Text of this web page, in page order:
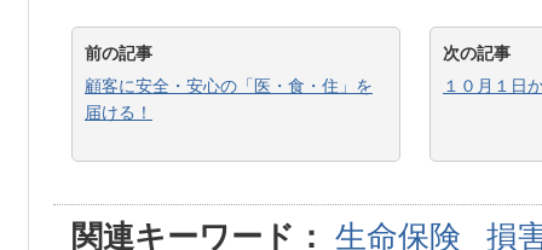
前の記事
顧客に安全・安心の「医・食・住」を
届ける！
次の記事
１０月１日
関連キーワード： 生命保険 損